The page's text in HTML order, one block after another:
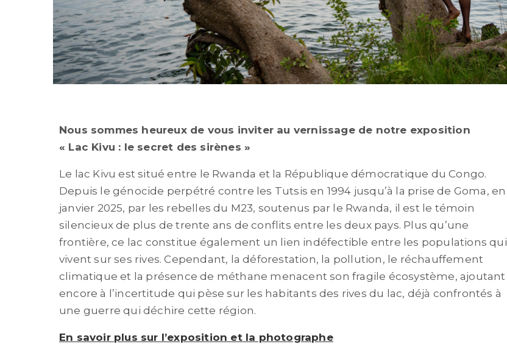
Nous sommes heureux de vous inviter au vernissage de notre exposition
« Lac Kivu : le secret des sirènes »
Le lac Kivu est situé entre le Rwanda et la République démocratique du Congo.
Depuis le génocide perpétré contre les Tutsis en 1994 jusqu’à la prise de Goma, en
janvier 2025, par les rebelles du M23, soutenus par le Rwanda, il est le témoin
silencieux de plus de trente ans de conflits entre les deux pays. Plus qu’une
frontière, ce lac constitue également un lien indéfectible entre les populations qui
vivent sur ses rives. Cependant, la déforestation, la pollution, le réchauffement
climatique et la présence de méthane menacent son fragile écosystème, ajoutant
encore à l’incertitude qui pèse sur les habitants des rives du lac, déjà confrontés à
une guerre qui déchire cette région.
En savoir plus sur l’exposition et la photographe